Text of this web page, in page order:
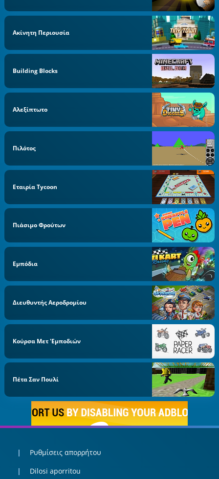
Ακίνητη Περιουσία
Building Blocks
Αλεξίπτωτο
Πιλότος
Εταιρία Tycoon
Πιάσιμο Φρούτων
Εμπόδια
Διευθυντής Αεροδρομίου
Κούρσα Μετ 'εμποδιών
Πέτα Σαν Πουλί
Ρυθμίσεις απορρήτου
Dilosi aporritou